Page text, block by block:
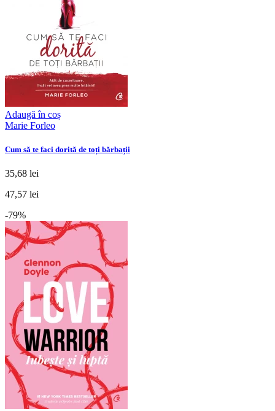
Adaugă în coș
Marie Forleo
Cum să te faci dorită de toți bărbații
35,68 lei
47,57 lei
-79%